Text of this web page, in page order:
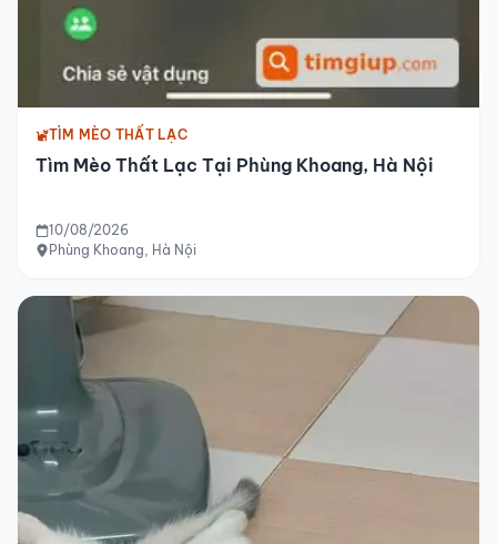
TÌM MÈO THẤT LẠC
Tìm Mèo Thất Lạc Tại Phùng Khoang, Hà Nội
10/08/2026
Phùng Khoang, Hà Nội